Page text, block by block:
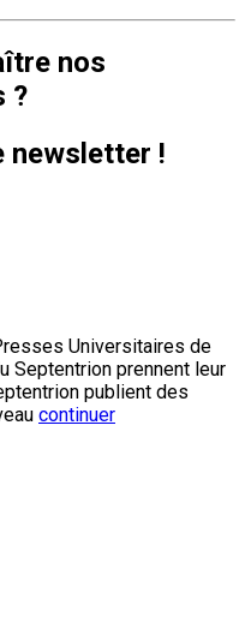
nos
?
newsletter !
Universitaires de
Septentrion prennent leur
publient des
continuer